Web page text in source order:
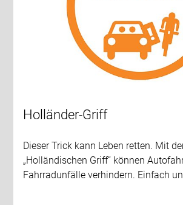
Holländer-Griff
Dieser Trick kann Leben retten. Mit
„Holländischen Griff“ können
Fahrradunfälle verhindern. Einfach